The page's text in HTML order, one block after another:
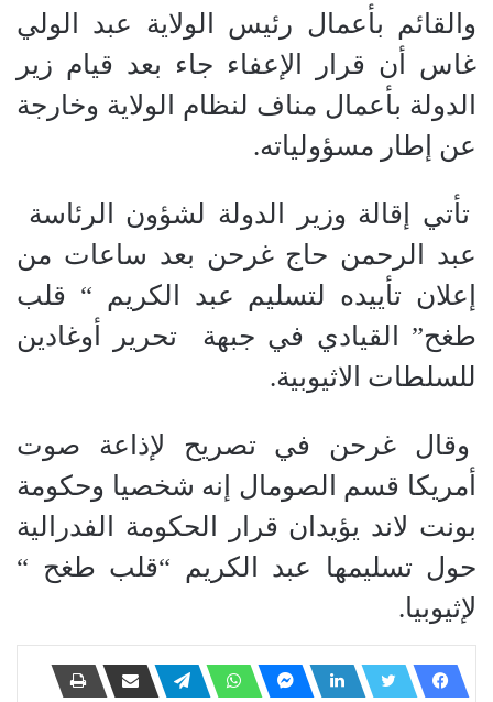
والقائم بأعمال رئيس الولاية عبد الولي
غاس أن قرار الإعفاء جاء بعد قيام زير
الدولة بأعمال مناف لنظام الولاية وخارجة
عن إطار مسؤولياته.
تأتي إقالة وزير الدولة لشؤون الرئاسة
عبد الرحمن حاج غرحن بعد ساعات من
إعلان تأييده لتسليم عبد الكريم “ قلب
طغح” القيادي في جبهة تحرير أوغادين
للسلطات الاثيوبية.
وقال غرحن في تصريح لإذاعة صوت
أمريكا قسم الصومال إنه شخصيا وحكومة
بونت لاند يؤيدان قرار الحكومة الفدرالية
حول تسليمها عبد الكريم “قلب طغح “
لإثيوبيا.